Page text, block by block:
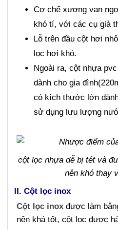
Cơ chế xương van
khó tí, với các cụ già
Lỗ trên đầu cột hơi
lọc hơi khó.
Ngoài ra, cột nhựa
dành cho gia
có kích thước lớn
sử dụng lưu lượng
cột lọc nhựa dễ bị tét và
nên khó thay
II. Cột lọc inox
Cột lọc inox được làm
nên khá tốt, cột lọc được